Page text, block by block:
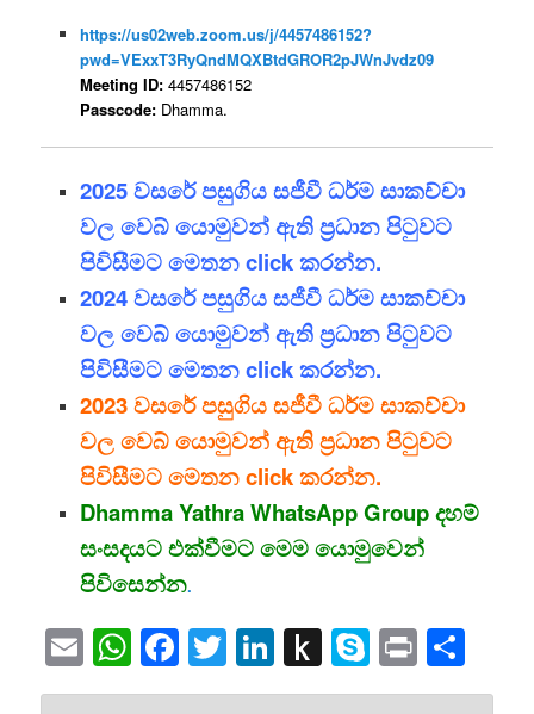
https://us02web.zoom.us/j/4457486152?
pwd=VExxT3RyQndMQXBtdGROR2pJWnJvdz09
Meeting ID: 4457486152
Passcode: Dhamma.
2025 වසරේ පසුගිය සජීවී ධර්ම සාකච්චා
වල වෙබ් යොමුවන් ඇති ප්‍රධාන පිටුවට
පිවිසීමට මෙතන click කරන්න.
2024 වසරේ පසුගිය සජීවී ධර්ම සාකච්චා
වල වෙබ් යොමුවන් ඇති ප්‍රධාන පිටුවට
පිවිසීමට මෙතන click කරන්න.
2023 වසරේ පසුගිය සජීවී ධර්ම සාකච්චා
වල වෙබ් යොමුවන් ඇති ප්‍රධාන පිටුවට
පිවිසීමට මෙතන click කරන්න.
Dhamma Yathra WhatsApp Group දහම්
සංසදයට එක්වීමට මෙම යොමුවෙන්
පිවිසෙන්න.
EmailWhatsApp
Facebook
Twitter
LinkedIn
Push
to
Skype
Print